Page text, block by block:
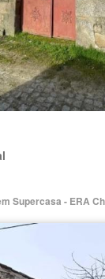
Supercasa - ERA